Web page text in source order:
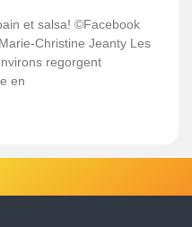
et salsa! ©Facebook
Christine Jeanty Les
regorgent
en